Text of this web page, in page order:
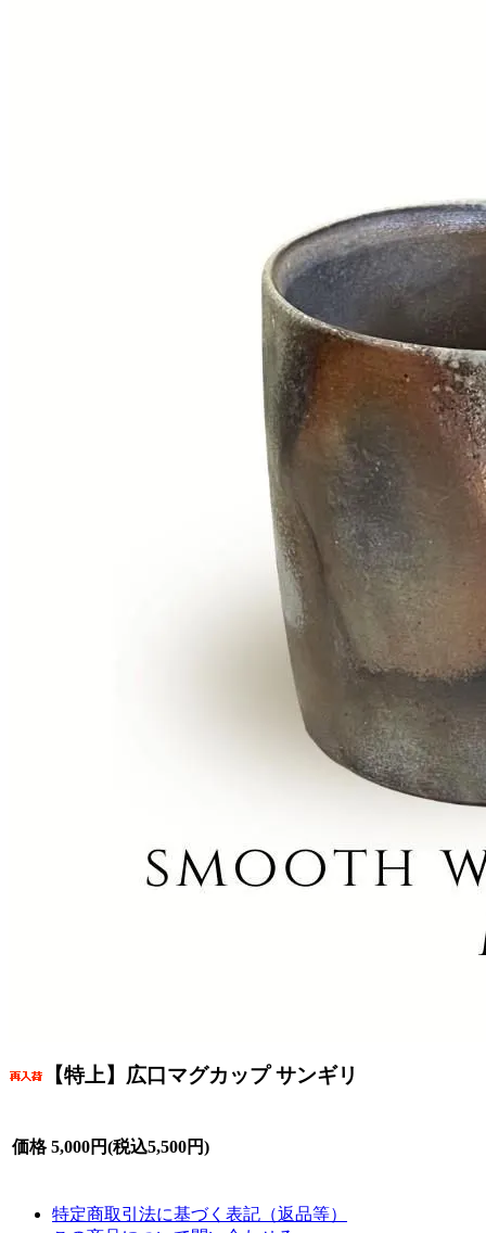
【特上】広口マグカップ サンギリ
価格 5,000円(税込5,500円)
特定商取引法に基づく表記（返品等）